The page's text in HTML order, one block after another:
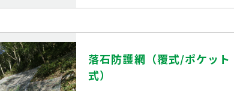
落石防護網（覆式/ポケット
式）